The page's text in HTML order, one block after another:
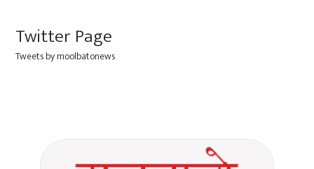
Twitter Page
Tweets by moolbatonews